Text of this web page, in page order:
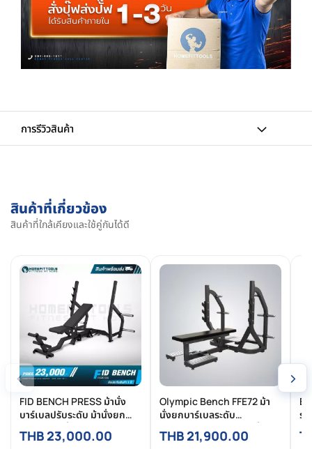
การรีวิวสินค้า
สินค้าที่เกี่ยวข้อง
สินค้าที่ใกล้เคียงและใช้คู่กันได้ดี
‹
FID BENCH PRESS ม้านั่ง
บาร์เบลปรับระดับ ม้านั่งยก
บาร์เบล ม้านั่งบาร์เบลฟิตเนส
ม้านั่งปรับระดับ -
THB 23,000.00
Olympic Bench FFE72 ม้า
นั่งยกบาร์เบลระดับ
Commercial แข็งแรง มั่นคง
ปลอดภัย
THB 21,900.00
ร
›